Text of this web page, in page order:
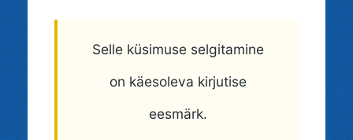
Selle küsimuse selgitamine
on käesoleva kirjutise
eesmärk.